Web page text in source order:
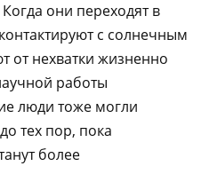
они переходят в
с солнечным
от нехватки жизненно
работы
люди тоже могли
тех пор, пока
более